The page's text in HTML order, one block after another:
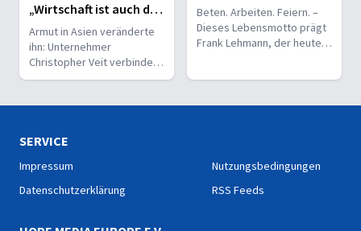
„Wirtschaft ist auch da,
um Gutes zu tun!“
Armut in Asien veränderte
ihn: Unternehmer
Christopher Veit verbindet
Glauben mit Verantwortung
Arbeitsbedingungen
Beten. Arbeiten. Feiern. –
Dieses Lebensmotto prägt
Frank Lehmann, der heute
SERVICE
Impressum
Datenschutzerklärung
Nutzungsbedingungen
RSS Feeds